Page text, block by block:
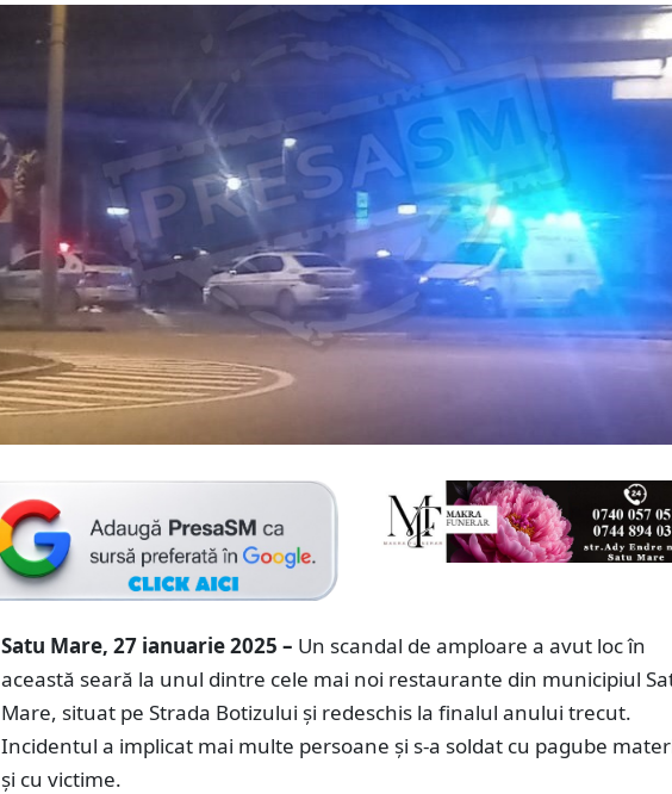
Satu Mare, 27 ianuarie 2025 – Un scandal de amploare a avut loc în
această seară la unul dintre cele mai noi restaurante din municipiul
Mare, situat pe Strada Botizului și redeschis la finalul anului trecut.
Incidentul a implicat mai multe persoane și s-a soldat cu pagube
și cu victime.